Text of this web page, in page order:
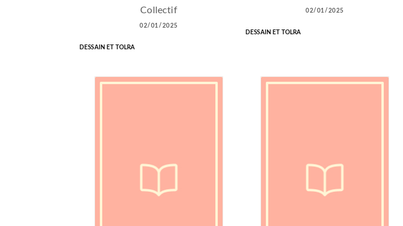
Collectif
02/01/2025
DESSAIN ET TOLRA
02/01/2025
DESSAIN ET TOLRA